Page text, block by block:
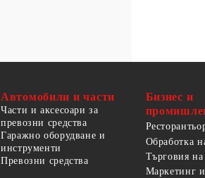
Автомобили и части
Части и аксесоари за
превозни средства
Гаражно оборудване и
инструменти
Превозни средства
Бизнес и
Обработка
Търговия
Маркетинг